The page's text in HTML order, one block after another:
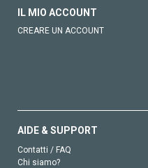
IL MIO ACCOUNT
CREARE UN ACCOUNT
AIDE & SUPPORT
Contatti / FAQ
Chi siamo?